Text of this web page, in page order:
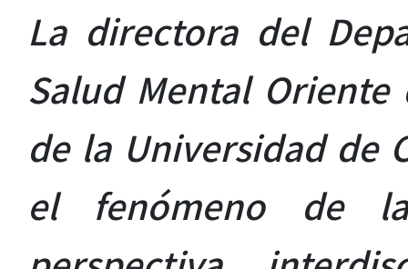
La directora del
Salud Mental
de la Universidad de
el fenómeno de